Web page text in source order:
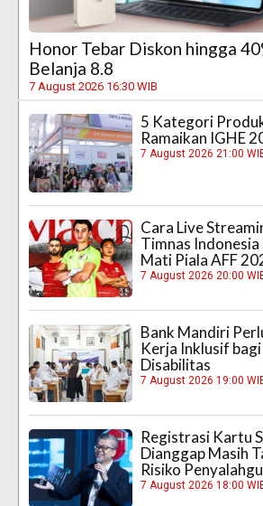
Honor Tebar Diskon hingga
Belanja 8.8
7 August 2026 16:30 WIB
5 Kategori
Ramaikan IGHE
7 August 2026 21:00
Cara Live
Timnas
Mati Piala AFF
7 August 2026 20:00
Bank Mandiri
Kerja Inklusif
Disabilitas
7 August 2026 19:00
Registrasi Kartu
Dianggap Masih
Risiko
7 August 2026 18:00